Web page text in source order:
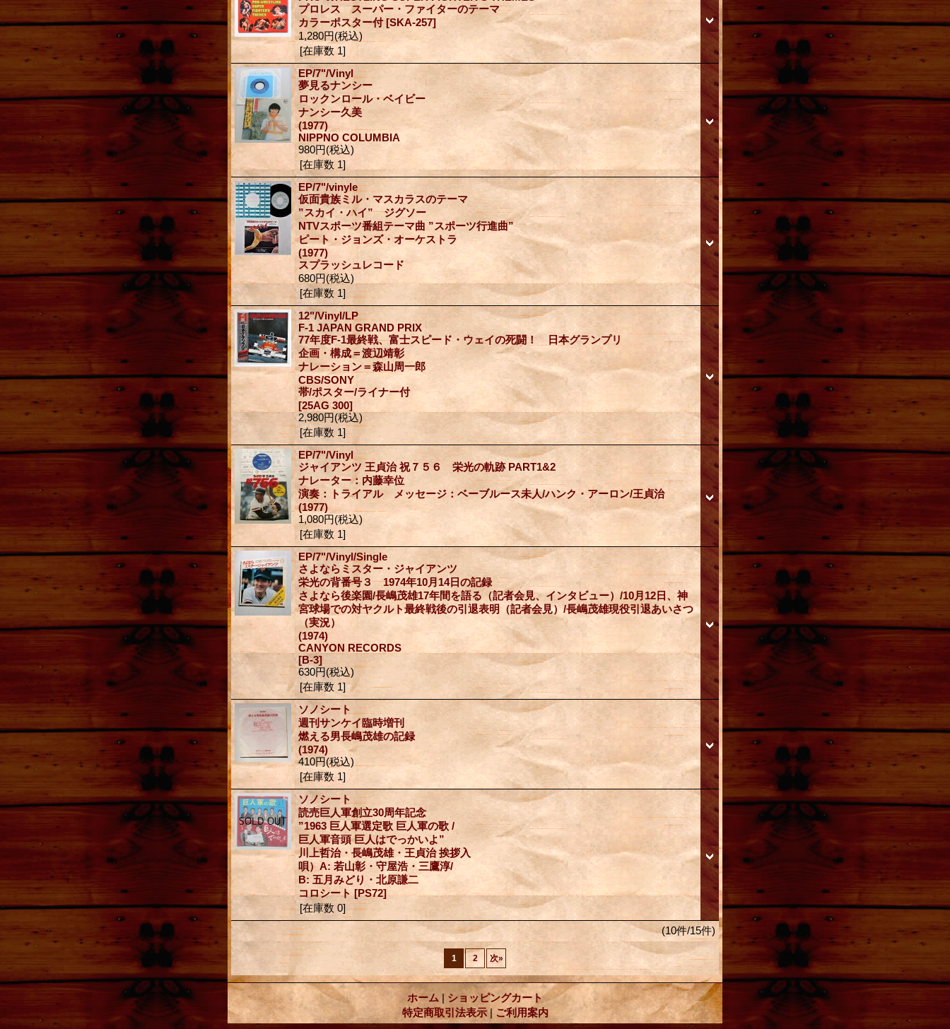
プロレス スーパー・ファイターのテーマ
カラーポスター付[SKA-257]
1,280円(税込)
[在庫数 1]
EP/7"/Vinyl
夢見るナンシー
ロックンロール・ベイビー
ナンシー久美
(1977)
NIPPNO COLUMBIA
980円(税込)
[在庫数 1]
EP/7"/vinyle
仮面貴族ミル・マスカラスのテーマ
”スカイ・ハイ” ジグソー
NTVスポーツ番組テーマ曲 ”スポーツ行進曲”
ピート・ジョンズ・オーケストラ
(1977)
スプラッシュレコード
680円(税込)
[在庫数 1]
12"/Vinyl/LP
F-1 JAPAN GRAND PRIX
77年度F-1最終戦、富士スピード・ウェイの死闘！ 日本グランプリ
企画・構成＝渡辺靖彰
ナレーション＝森山周一郎
CBS/SONY
帯/ポスター/ライナー付
[25AG 300]
2,980円(税込)
[在庫数 1]
EP/7"/Vinyl
ジャイアンツ 王貞治 祝７５６ 栄光の軌跡 PART1&2
ナレーター：内藤幸位
演奏：トライアル メッセージ：ベーブルース未人/ハンク・アーロン/王貞治
(1977)
1,080円(税込)
[在庫数 1]
EP/7"/Vinyl/Single
さよならミスター・ジャイアンツ
栄光の背番号３ 1974年10月14日の記録
さよなら後楽園/長嶋茂雄17年間を語る（記者会見、インタビュー）/10月12日、神
宮球場での対ヤクルト最終戦後の引退表明（記者会見）/長嶋茂雄現役引退あいさつ
（実況）
(1974)
CANYON RECORDS
[B-3]
630円(税込)
[在庫数 1]
ソノシート
週刊サンケイ臨時増刊
燃える男長嶋茂雄の記録
(1974)
410円(税込)
[在庫数 1]
ソノシート
読売巨人軍創立30周年記念
”1963 巨人軍選定歌 巨人軍の歌 /
巨人軍音頭 巨人はでっかいよ”
川上哲治・長嶋茂雄・王貞治 挨拶入
唄）A: 若山彰・守屋浩・三鷹淳/
B: 五月みどり・北原謙二
コロシート[PS72]
[在庫数 0]
(10件/15件)
1 2 次»
ホーム | ショッピングカート
特定商取引法表示 | ご利用案内